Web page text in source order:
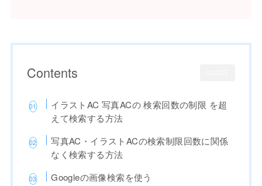
Contents
イラストAC 写真ACの 検索回数の制限 を超
えて検索する方法
写真AC・イラストACの検索制限回数に関係
なく検索する方法
Googleの画像検索を使う